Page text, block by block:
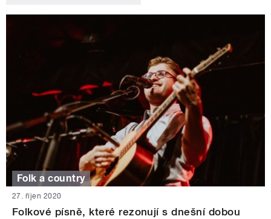
Folk a country
27. říjen 2020
Folkové písně, které rezonují s dnešní dobou